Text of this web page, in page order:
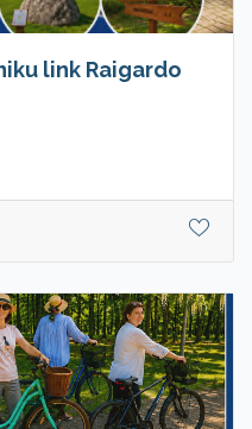
link Raigardo